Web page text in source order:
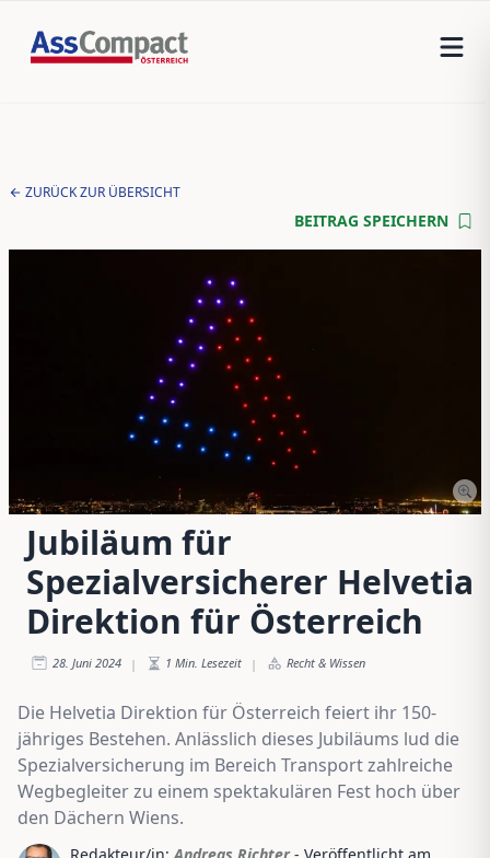
ZURÜCK ZUR ÜBERSICHT
BEITRAG SPEICHERN
Jubiläum für
Spezialversicherer Helvetia
Direktion für Österreich
28. Juni 2024 | 1 Min. Lesezeit | Recht & Wissen
Die Helvetia Direktion für Österreich feiert ihr 150-
jähriges Bestehen. Anlässlich dieses Jubiläums lud die
Spezialversicherung im Bereich Transport zahlreiche
Wegbegleiter zu einem spektakulären Fest hoch über
den Dächern Wiens.